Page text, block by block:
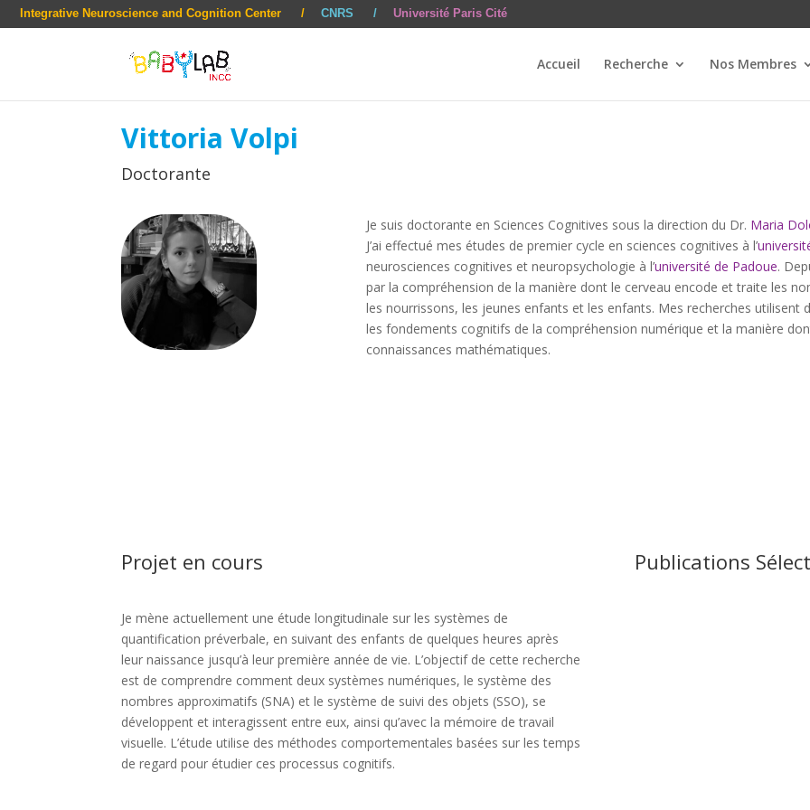
Integrative Neuroscience and Cognition Center CNRS Université Paris Cité
Accueil Recherche Nos Membres
Vittoria Volpi
Doctorante
Je suis doctorante en Sciences Cognitives sous la direction du Dr. Maria
J’ai effectué mes études de premier cycle en sciences cognitives à l’
neurosciences cognitives et neuropsychologie à l’université de Padoue.
par la compréhension de la manière dont le cerveau encode et traite les
les nourrissons, les jeunes enfants et les enfants. Mes recherches
les fondements cognitifs de la compréhension numérique et la manière
connaissances mathématiques.
Projet en cours
Je mène actuellement une étude longitudinale sur les systèmes de
quantification préverbale, en suivant des enfants de quelques heures après
leur naissance jusqu’à leur première année de vie. L’objectif de cette recherche
est de comprendre comment deux systèmes numériques, le système des
nombres approximatifs (SNA) et le système de suivi des objets (SSO), se
développent et interagissent entre eux, ainsi qu’avec la mémoire de travail
visuelle. L’étude utilise des méthodes comportementales basées sur les temps
de regard pour étudier ces processus cognitifs.
Publications